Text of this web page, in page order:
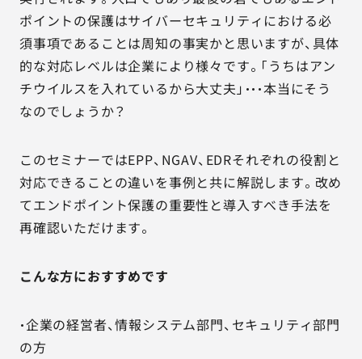
ポイントの保護はサイバーセキュリティにおける必
須事項であることは周知の事実かと思いますが、具体
的な対応レベルは企業により様々です。「うちはアン
チウイルスを入れているから大丈夫」・・・本当にそう
なのでしょうか？
このセミナーではEPP、NGAV、EDRそれぞれの役割と
対応できることの違いを事例と共に解説します。改め
てエンドポイント保護の重要性と導入すべき手法を
再確認いただけます。
こんな方におすすめです
・企業の経営者、情報システム部門、セキュリティ部門
の方